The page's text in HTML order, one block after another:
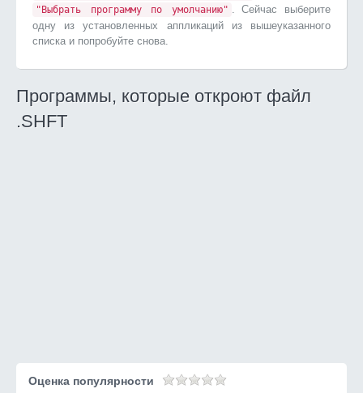
"Выбрать программу по умолчанию" . Сейчас выберите
одну из установленных аппликаций из вышеуказанного
списка и попробуйте снова.
Программы, которые откроют файл
.SHFT
Оценка популярности